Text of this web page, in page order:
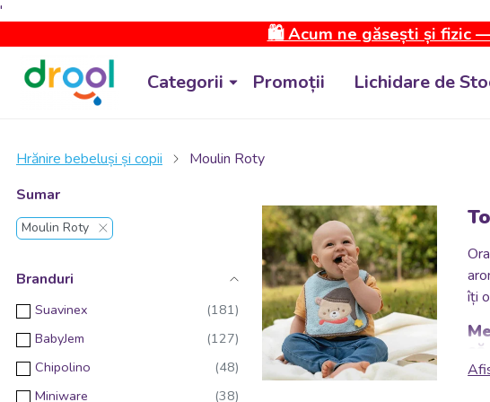
'
🛍️ Acum ne găsești și fizic
Categorii Promoții Lichidare de
Hrănire bebeluși și copii
Moulin Roty
Sumar
Moulin Roty
Branduri
Suavinex
BabyJem
Chipolino
Miniware
îți